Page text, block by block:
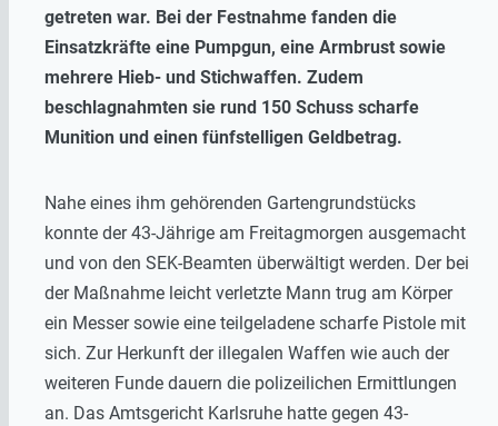
getreten war. Bei der Festnahme fanden die
Einsatzkräfte eine Pumpgun, eine Armbrust sowie
mehrere Hieb- und Stichwaffen. Zudem
beschlagnahmten sie rund 150 Schuss scharfe
Munition und einen fünfstelligen Geldbetrag.
Nahe eines ihm gehörenden Gartengrundstücks
konnte der 43-Jährige am Freitagmorgen ausgemacht
und von den SEK-Beamten überwältigt werden. Der bei
der Maßnahme leicht verletzte Mann trug am Körper
ein Messer sowie eine teilgeladene scharfe Pistole mit
sich. Zur Herkunft der illegalen Waffen wie auch der
weiteren Funde dauern die polizeilichen Ermittlungen
an. Das Amtsgericht Karlsruhe hatte gegen 43-